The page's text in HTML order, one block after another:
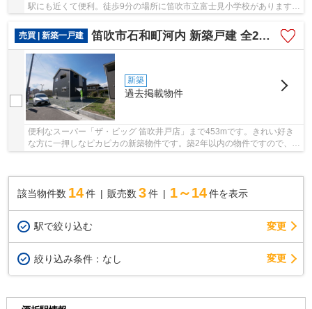
駅にも近くて便利。徒歩9分の場所に笛吹市立富士見小学校があります。
売買 | 新築一戸建
笛吹市石和町河内 新築戸建 全2棟 1号棟 車3台 南道路
新築
過去掲載物件
便利なスーパー「ザ・ビッグ 笛吹井戸店」まで453mです。きれい好き
な方に一押しなピカピカの新築物件です。築2年以内の物件ですので、外
該当物件数 14件 販売数 3 件 1～14 件を表示
駅で絞り込む 変更
絞り込み条件： なし 変更